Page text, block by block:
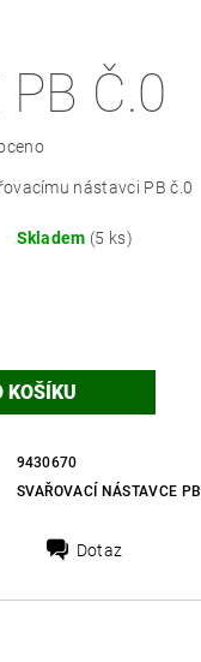
Č.0
nástavci PB č.0
Skladem (5 ks)
9430670
SVAŘOVACÍ NÁSTAVCE PB
Dotaz